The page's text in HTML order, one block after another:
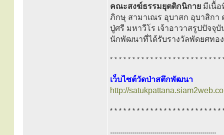
คณะสงฆ์ธรรมยุตติกนิกาย มีเนื้
ภิกษุ สามาเณร อุบาสก อุบาสิก
ปู่ศรี มหาวีโร เจ้าอาวาสรูปปัจจุ
นักพัฒนาที่ได้รับรางวัลพัดยศทอ
* * * * * * * * * * * * * * * * * * * * * * * * *
เว็บไซต์วัดป่าสตึกพัฒนา
http://
* * * * * * * * * * * * * * * * * * * * * * * * *
.....................................................